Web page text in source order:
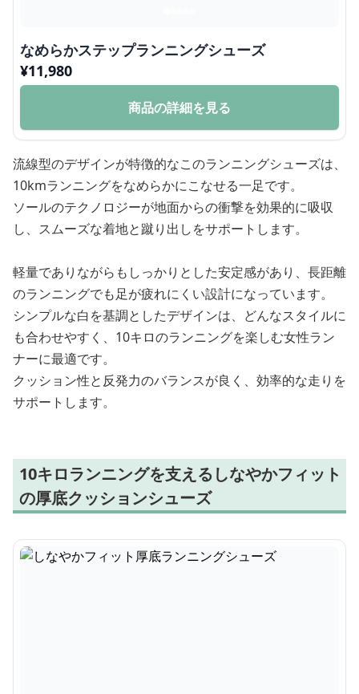
なめらかステップランニングシューズ
¥11,980
商品の詳細を見る
流線型のデザインが特徴的なこのランニングシューズは、
10kmランニングをなめらかにこなせる一足です。
ソールのテクノロジーが地面からの衝撃を効果的に吸収
し、スムーズな着地と蹴り出しをサポートします。
軽量でありながらもしっかりとした安定感があり、長距離
のランニングでも足が疲れにくい設計になっています。
シンプルな白を基調としたデザインは、どんなスタイルに
も合わせやすく、10キロのランニングを楽しむ女性ラン
ナーに最適です。
クッション性と反発力のバランスが良く、効率的な走りを
サポートします。
10キロランニングを支えるしなやかフィット
の厚底クッションシューズ